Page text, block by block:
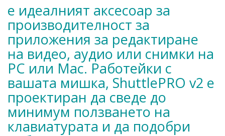
е идеалният аксесоар за
производителност за
приложения за редактиране
на видео, аудио или снимки на
PC или Mac. Работейки с
вашата мишка, ShuttlePRO v2 е
проектиран да сведе до
минимум ползването на
клавиатурата и да подобри